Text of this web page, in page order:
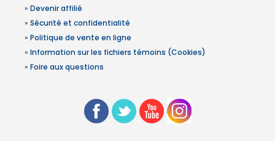
» Devenir affilié
» Sécurité et confidentialité
» Politique de vente en ligne
» Information sur les fichiers témoins (Cookies)
» Foire aux questions